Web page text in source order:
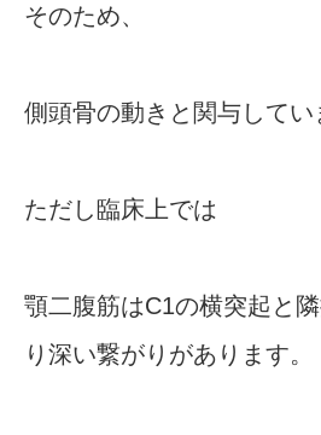
そのため、
側頭骨の動きと関与してい
ただし臨床上では
顎二腹筋はC1の横突起と
り深い繋がりがあります。